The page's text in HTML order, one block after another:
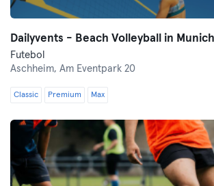
Dailyvents - Beach Volleyball in
Futebol
Aschheim, Am Eventpark 20
Classic Premium Max